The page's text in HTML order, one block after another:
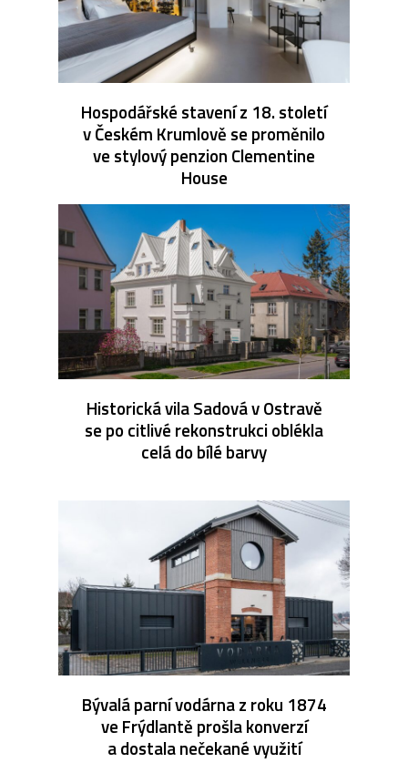
Hospodářské stavení z 18. století
v Českém Krumlově se proměnilo
ve stylový penzion Clementine
House
Historická vila Sadová v Ostravě
se po citlivé rekonstrukci oblékla
celá do bílé barvy
Bývalá parní vodárna z roku 1874
ve Frýdlantě prošla konverzí
a dostala nečekané využití